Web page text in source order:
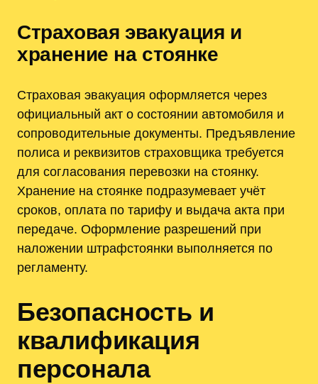
Страховая эвакуация и
хранение на стоянке
Страховая эвакуация оформляется через
официальный акт о состоянии автомобиля и
сопроводительные документы. Предъявление
полиса и реквизитов страховщика требуется
для согласования перевозки на стоянку.
Хранение на стоянке подразумевает учёт
сроков, оплата по тарифу и выдача акта при
передаче. Оформление разрешений при
наложении штрафстоянки выполняется по
регламенту.
Безопасность и
квалификация
персонала